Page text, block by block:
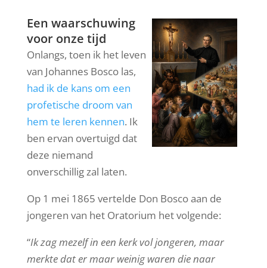
Een waarschuwing
voor onze tijd
Onlangs, toen ik het leven
van Johannes Bosco las,
had ik de kans om een
profetische droom van
hem te leren kennen. Ik
ben ervan overtuigd dat
deze niemand
onverschillig zal laten.
Op 1 mei 1865 vertelde Don Bosco aan de
jongeren van het Oratorium het volgende:
“Ik zag mezelf in een kerk vol jongeren, maar
merkte dat er maar weinig waren die naar